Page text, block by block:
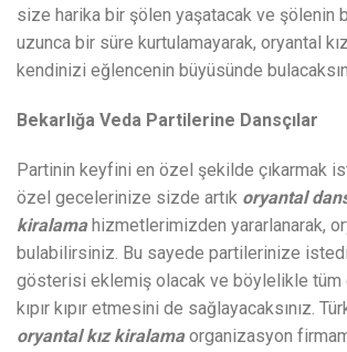
size harika bir şölen yaşatacak ve şölenin
uzunca bir süre kurtulamayarak, oryantal
kendinizi eğlencenin büyüsünde
Bekarlığa Veda Partilerine Dansçılar
Partinin keyfini en özel şekilde çıkarmak
özel gecelerinize sizde artık oryantal
kiralamahizmetlerimizden yararlanarak,
bulabilirsiniz. Bu sayede partilerinize
gösterisi eklemiş olacak ve böylelikle tüm
kıpır kıpır etmesini de sağlayacaksınız.
oryantal kız kiralamaorganizasyon